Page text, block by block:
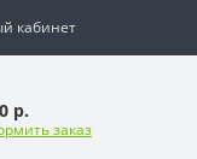
кабинет
р.
заказ